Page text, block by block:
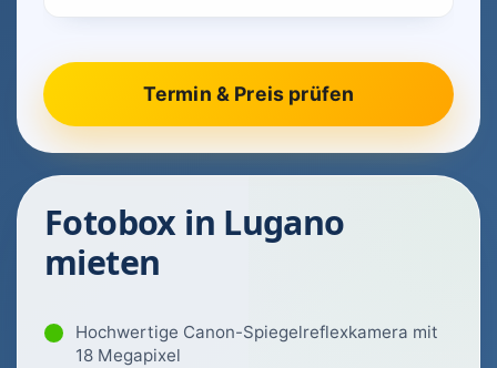
Fotobox in Lugano
mieten
Hochwertige Canon-Spiegelreflexkamera mit
18 Megapixel